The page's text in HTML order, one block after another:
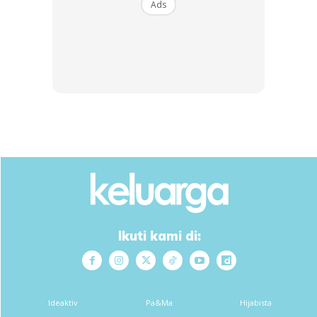
Walaupun kami masa masih bersekolah dan sangat sibuk
dengan mencari duit tapi kami tetap ke masjid solat
jemaah. Kami cuma dapat belajar ketika di sekolah sahaja
kerana di rumah kami sibuk dengan kerja dan mengasuh
adik-adik yang masih bayi. Namun, syukur semuanya kini
berjaya semua masuk universiti.
Ads
Ikuti kami di:
Ideaktiv Pa&Ma Hijabista